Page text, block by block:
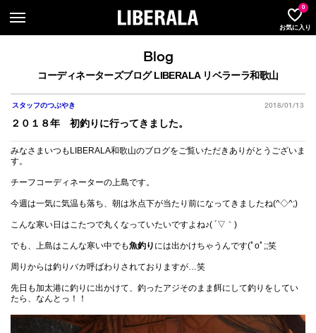
お気に入り
0
Blog
コーディネーターズブログ LIBERALA リベラーラ和歌山
スタッフのつぶやき 2018/01/13
２０１８年 初釣りに行ってきました。
みなさまいつもLIBERALA和歌山のブログをご覧いただきありがとうございま
す。
チーフコーディネーターの上島です。
今週は一気に気温も落ち、朝は氷点下が当たり前になってきましたね(^◇^;)
こんな寒い日はこたつで丸くなっていたいですよね♪( ´▽｀)
でも、上島はこんな寒い中でも魚釣り には出かけちゃうんです(ﾟoﾟ;;笑
周りからは釣りバカ呼ばわりされておりますが…笑
先日も加太港に釣りに出かけて、釣ったアジそのまま餌にして釣りをしてい
たら、なんとっ！！